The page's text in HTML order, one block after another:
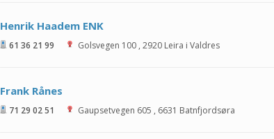
Henrik Haadem ENK
61 36 21 99 Golsvegen 100 , 2920 Leira i Valdres
Frank Rånes
71 29 02 51 Gaupsetvegen 605 , 6631 Batnfjordsøra